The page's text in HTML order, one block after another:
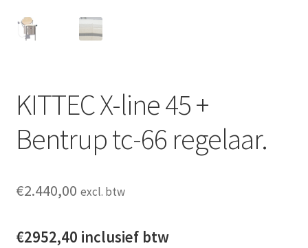
KITTEC X-line 45 +
Bentrup tc-66 regelaar.
€2.440,00 excl. btw
€2952,40 inclusief btw